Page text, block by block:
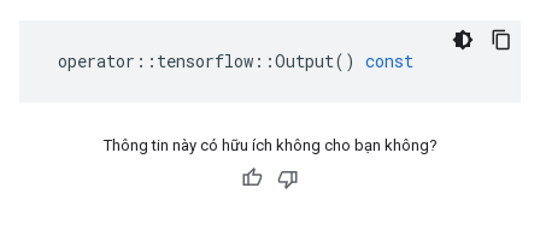
operator :: tensorflow ::Output() const
Thông tin này có hữu ích không cho bạn không?